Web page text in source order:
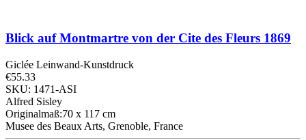
Blick auf Montmartre von der Cite des Fleurs 1869
Giclée Leinwand-Kunstdruck
€55.33
SKU: 1471-ASI
Alfred Sisley
Originalmaß:70 x 117 cm
Musee des Beaux Arts, Grenoble, France